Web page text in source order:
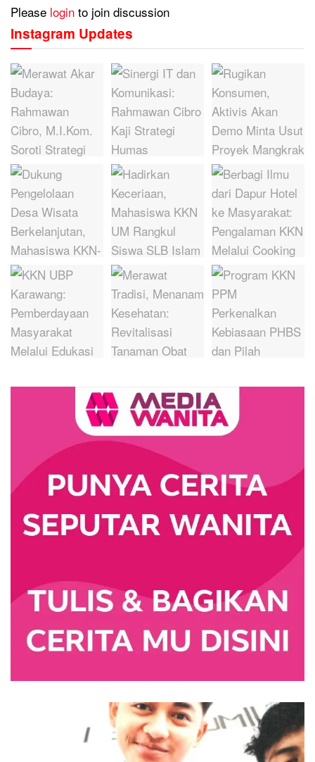
Please login to join discussion
Instagram Updates